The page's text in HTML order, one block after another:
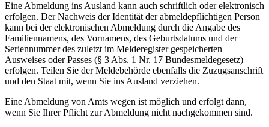
Eine Abmeldung ins Ausland kann auch schriftlich oder elektronisch
erfolgen. Der Nachweis der Identität der abmeldepflichtigen Person
kann bei der elektronischen Abmeldung durch die Angabe des
Familiennamens, des Vornamens, des Geburtsdatums und der
Seriennummer des zuletzt im Melderegister gespeicherten
Ausweises oder Passes (§ 3 Abs. 1 Nr. 17 Bundesmeldegesetz)
erfolgen. Teilen Sie der Meldebehörde ebenfalls die Zuzugsanschrift
und den Staat mit, wenn Sie ins Ausland verziehen.
Eine Abmeldung von Amts wegen ist möglich und erfolgt dann,
wenn Sie Ihrer Pflicht zur Abmeldung nicht nachgekommen sind.